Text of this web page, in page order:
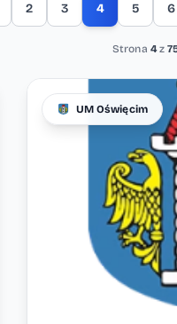
2 3 4 5 6
Strona 4z
UM Oświęcim